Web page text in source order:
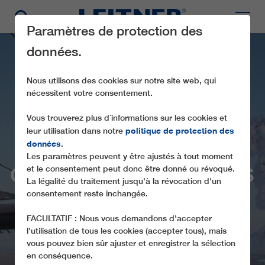
CD8C MASTO EXPRESS
Paramètres de protection des
données.
Nous utilisons des cookies sur notre site web, qui
nécessitent votre consentement.
Vous trouverez plus d´informations sur les cookies et
leur utilisation dans notre politique de protection des
données.
Les paramètres peuvent y être ajustés à tout moment
et le consentement peut donc être donné ou révoqué.
La légalité du traitement jusqu'à la révocation d'un
consentement reste inchangée.
FACULTATIF : Nous vous demandons d'accepter
l'utilisation de tous les cookies (accepter tous), mais
vous pouvez bien sûr ajuster et enregistrer la sélection
en conséquence.